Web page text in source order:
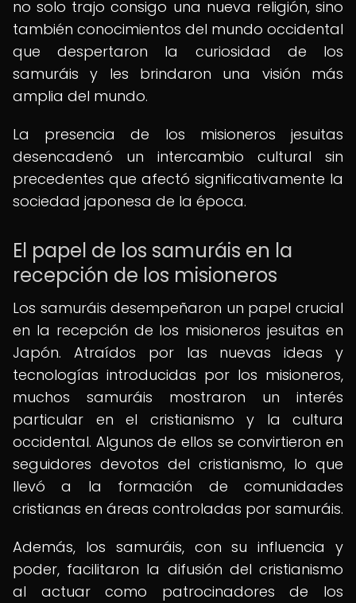
no solo trajo consigo una nueva religión, sino
también conocimientos del mundo occidental
que despertaron la curiosidad de los
samuráis y les brindaron una visión más
amplia del mundo.
La presencia de los misioneros jesuitas
desencadenó un intercambio cultural sin
precedentes que afectó significativamente la
sociedad japonesa de la época.
El papel de los samuráis en la
recepción de los misioneros
Los samuráis desempeñaron un papel crucial
en la recepción de los misioneros jesuitas en
Japón. Atraídos por las nuevas ideas y
tecnologías introducidas por los misioneros,
muchos samuráis mostraron un interés
particular en el cristianismo y la cultura
occidental. Algunos de ellos se convirtieron en
seguidores devotos del cristianismo, lo que
llevó a la formación de comunidades
cristianas en áreas controladas por samuráis.
Además, los samuráis, con su influencia y
poder, facilitaron la difusión del cristianismo
al actuar como patrocinadores de los